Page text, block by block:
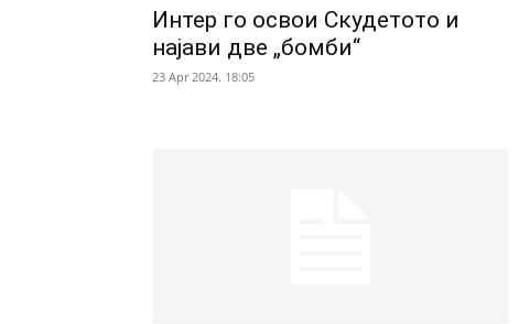
Интер го освои Скудетото и
најави две „бомби“
23 Apr 2024. 18:05